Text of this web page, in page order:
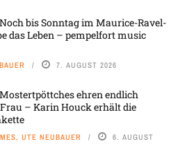
bis Sonntag im Maurice-Ravel-
das Leben – pempelfort music
7. AUGUST 2026
ehren endlich
– Karin Houck erhält die
UTE NEUBAUER 6. AUGUST